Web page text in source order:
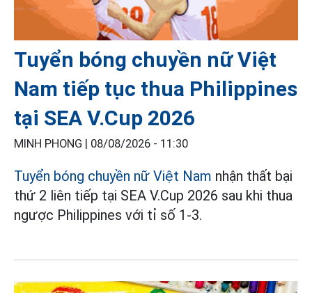
Tuyển bóng chuyền nữ Việt
Nam tiếp tục thua Philippines
tại SEA V.Cup 2026
MINH PHONG | 08/08/2026 - 11:30
Tuyển bóng chuyền nữ Việt Nam nhận thất bại
thứ 2 liên tiếp tại SEA V.Cup 2026 sau khi thua
ngược Philippines với tỉ số 1-3.